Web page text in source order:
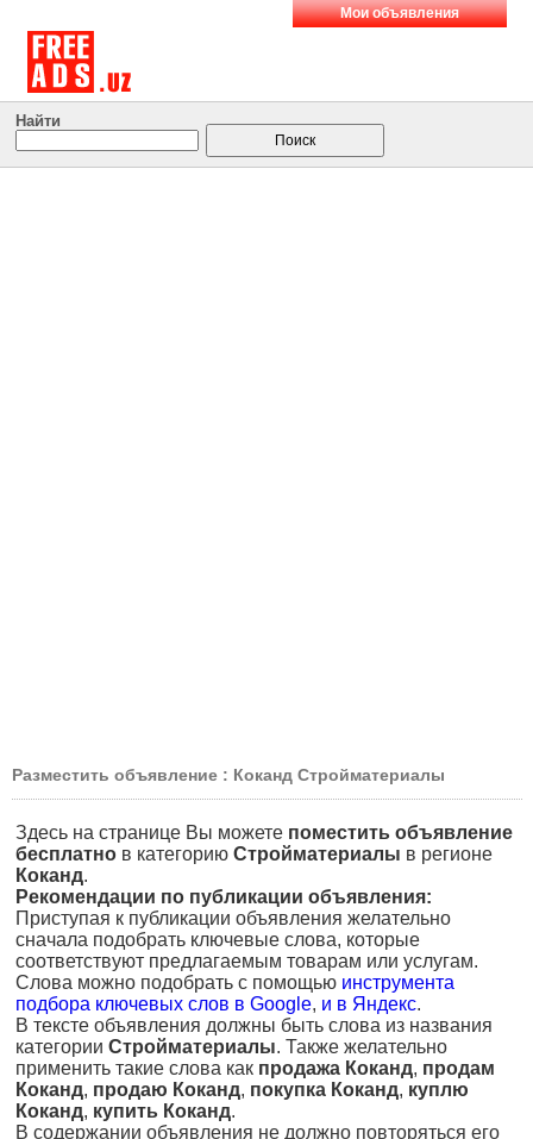
Мои объявления
Найти
Разместить объявление : Коканд Стройматериалы
Здесь на странице Вы можете поместить объявление
бесплатно в категорию Стройматериалы в регионе
Коканд.
Рекомендации по публикации объявления:
Приступая к публикации объявления желательно
сначала подобрать ключевые слова, которые
соответствуют предлагаемым товарам или услугам.
Слова можно подобрать с помощью инструмента
подбора ключевых слов в Google, и в Яндекс.
В тексте объявления должны быть слова из названия
категории Стройматериалы. Также желательно
применить такие слова как продажа Коканд, продам
Коканд, продаю Коканд, покупка Коканд, куплю
Коканд, купить Коканд.
В содержании объявления не должно повторяться его